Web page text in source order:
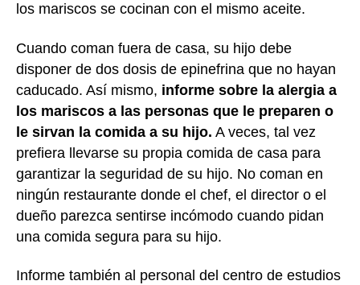
los mariscos se cocinan con el mismo aceite.
Cuando coman fuera de casa, su hijo debe
disponer de dos dosis de epinefrina que no hayan
caducado. Así mismo, informe sobre la alergia a
los mariscos a las personas que le preparen o
le sirvan la comida a su hijo. A veces, tal vez
prefiera llevarse su propia comida de casa para
garantizar la seguridad de su hijo. No coman en
ningún restaurante donde el chef, el director o el
dueño parezca sentirse incómodo cuando pidan
una comida segura para su hijo.
Informe también al personal del centro de estudios